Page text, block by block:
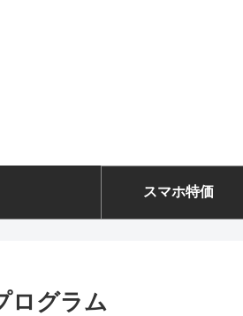
スマホ特価
ログラム